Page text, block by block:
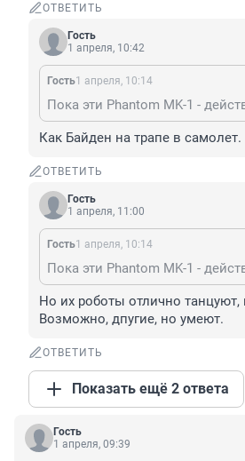
ОТВЕТИТЬ
Гость
1 апреля, 10:42
Гость1 апреля, 10:14
Как Байден на трапе в самолет.
ОТВЕТИТЬ
Гость
1 апреля, 11:00
Гость1 апреля, 10:14
Но их роботы отлично танцуют,
Возможно, дпугие, но умеют.
ОТВЕТИТЬ
Показать ещё 2 ответа
Гость
1 апреля, 09:39